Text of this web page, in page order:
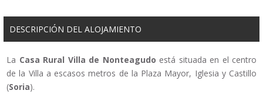
DESCRIPCIÓN DEL ALOJAMIENTO
La Casa Rural Villa de Nonteagudo está situada en el centro
de la Villa a escasos metros de la Plaza Mayor, Iglesia y Castillo
(Soria).